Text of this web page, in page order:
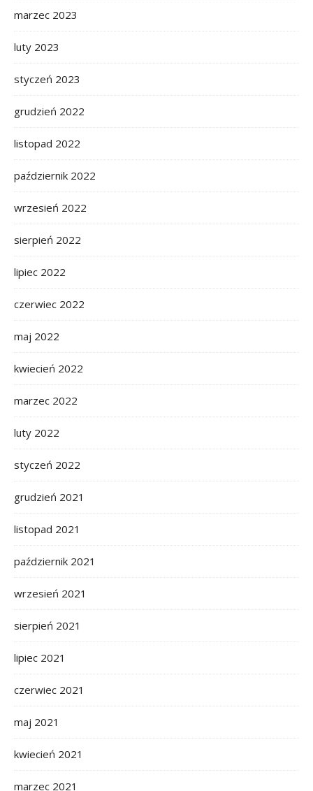
marzec 2023
luty 2023
styczeń 2023
grudzień 2022
listopad 2022
październik 2022
wrzesień 2022
sierpień 2022
lipiec 2022
czerwiec 2022
maj 2022
kwiecień 2022
marzec 2022
luty 2022
styczeń 2022
grudzień 2021
listopad 2021
październik 2021
wrzesień 2021
sierpień 2021
lipiec 2021
czerwiec 2021
maj 2021
kwiecień 2021
marzec 2021